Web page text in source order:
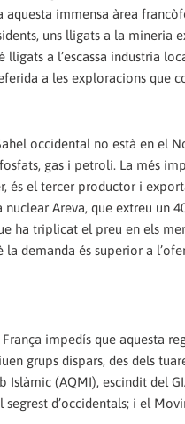
aquesta immensa àrea
uns lligats a la mineria
lligats a l’escassa industria
a les exploracions que
occidental no està en el
gas i petroli. La més
és el tercer productor i
Areva, que extreu un
ha triplicat el preu en els
demanda és superior a
impedís que aquesta
grups dispars, des dels
(AQMI), escindit del
d’occidentals; i el